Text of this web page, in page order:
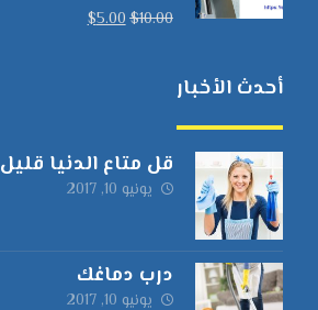
$10.00
$5.00
أحدث الأخبار
قل متاع الدنيا قليل
يونيو 10, 2017
درب دماغك
يونيو 10, 2017